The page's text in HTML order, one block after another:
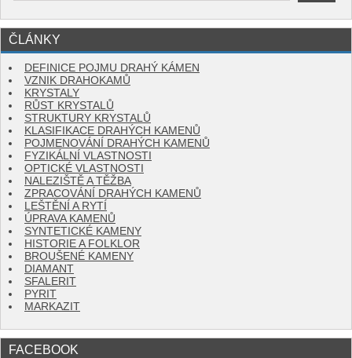
ČLÁNKY
DEFINICE POJMU DRAHÝ KÁMEN
VZNIK DRAHOKAMŮ
KRYSTALY
RŮST KRYSTALŮ
STRUKTURY KRYSTALŮ
KLASIFIKACE DRAHÝCH KAMENŮ
POJMENOVÁNÍ DRAHÝCH KAMENŮ
FYZIKÁLNÍ VLASTNOSTI
OPTICKÉ VLASTNOSTI
NALEZIŠTĚ A TĚŽBA
ZPRACOVÁNÍ DRAHÝCH KAMENŮ
LEŠTĚNÍ A RYTÍ
ÚPRAVA KAMENŮ
SYNTETICKÉ KAMENY
HISTORIE A FOLKLOR
BROUŠENÉ KAMENY
DIAMANT
SFALERIT
PYRIT
MARKAZIT
FACEBOOK